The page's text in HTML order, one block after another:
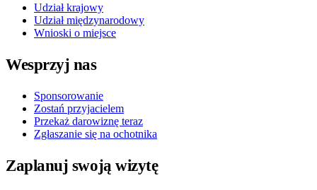
Udział krajowy
Udział międzynarodowy
Wnioski o miejsce
Wesprzyj nas
Sponsorowanie
Zostań przyjacielem
Przekaż darowiznę teraz
Zgłaszanie się na ochotnika
Zaplanuj swoją wizytę